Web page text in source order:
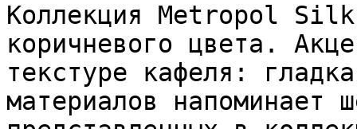
Коллекция Metropol Silk
коричневого цвета.
текстуре кафеля:
материалов напоминает